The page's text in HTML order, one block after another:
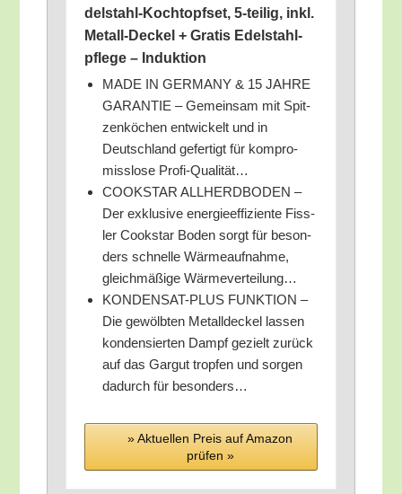
del­stahl-Koch­topf­set, 5‑teilig, inkl.
Metall-Deckel + Gra­tis Edel­stahl­
pfle­ge – Induktion
MADE IN GERMANY & 15 JAHRE
GARANTIE – Gemein­sam mit Spit­
zen­kö­chen ent­wi­ckelt und in
Deutsch­land gefer­tigt für kom­pro­
miss­lo­se Profi-Qualität…
COOKSTAR ALLHERDBODEN –
Der exklu­si­ve ener­gie­ef­fi­zi­en­te Fiss­
ler Cook­star Boden sorgt für beson­
ders schnel­le Wär­me­auf­nah­me,
gleich­mä­ßi­ge Wärmeverteilung…
KONDENSAT-PLUS FUNKTION –
Die gewölb­ten Metall­de­ckel las­sen
kon­den­sier­ten Dampf gezielt zurück
auf das Gar­gut trop­fen und sor­gen
dadurch für besonders…
» Aktu­el­len Preis auf Ama­zon
prü­fen »